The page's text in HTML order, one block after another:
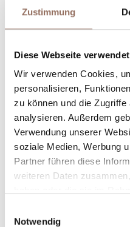
Zustimmung
Diese Webseite
Wir verwenden Cookies,
personalisieren,
zu können und die
analysieren. Außerdem
Verwendung unserer
soziale Medien, Werbung
Partner führen diese
weiteren Daten
Notwendig
Rooms number:23
Anzahl Badezimmer:23
Beds number:46